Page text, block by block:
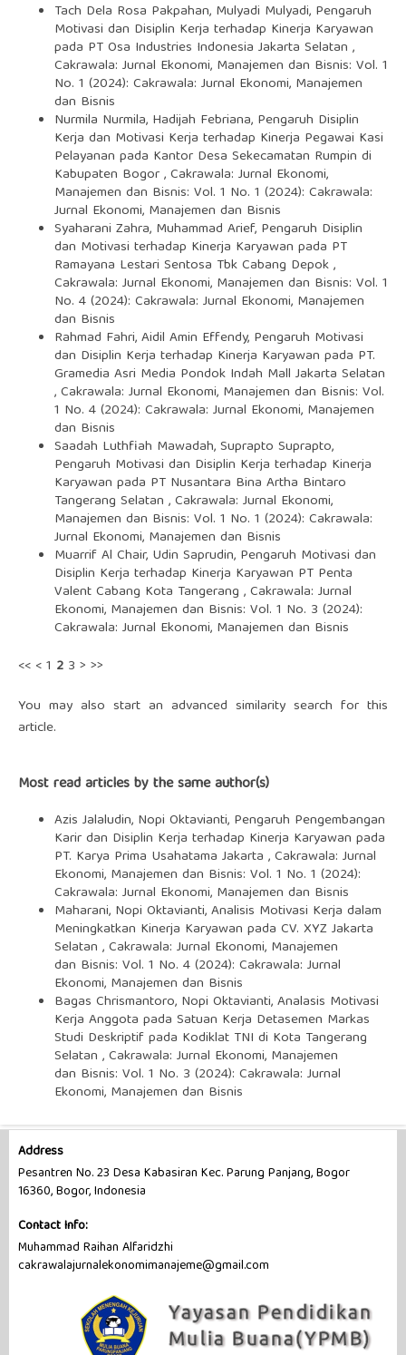
Tach Dela Rosa Pakpahan, Mulyadi Mulyadi, Pengaruh
Motivasi dan Disiplin Kerja terhadap Kinerja Karyawan
pada PT Osa Industries Indonesia Jakarta Selatan ,
Cakrawala: Jurnal Ekonomi, Manajemen dan Bisnis: Vol. 1
No. 1 (2024): Cakrawala: Jurnal Ekonomi, Manajemen
dan Bisnis
Nurmila Nurmila, Hadijah Febriana, Pengaruh Disiplin
Kerja dan Motivasi Kerja terhadap Kinerja Pegawai Kasi
Pelayanan pada Kantor Desa Sekecamatan Rumpin di
Kabupaten Bogor,Cakrawala: Jurnal Ekonomi,
Manajemen dan Bisnis: Vol. 1 No. 1 (2024): Cakrawala:
Jurnal Ekonomi, Manajemen dan Bisnis
Syaharani Zahra, Muhammad Arief, Pengaruh Disiplin
dan Motivasi terhadap Kinerja Karyawan pada PT
Ramayana Lestari Sentosa Tbk Cabang Depok,
Cakrawala: Jurnal Ekonomi, Manajemen dan Bisnis: Vol. 1
No. 4 (2024): Cakrawala: Jurnal Ekonomi, Manajemen
dan Bisnis
Rahmad Fahri, Aidil Amin Effendy, Pengaruh Motivasi
dan Disiplin Kerja terhadap Kinerja Karyawan pada PT.
Gramedia Asri Media Pondok Indah Mall Jakarta Selatan
,Cakrawala: Jurnal Ekonomi, Manajemen dan Bisnis: Vol.
1 No. 4 (2024): Cakrawala: Jurnal Ekonomi, Manajemen
dan Bisnis
Saadah Luthfiah Mawadah, Suprapto Suprapto,
Pengaruh Motivasi dan Disiplin Kerja terhadap Kinerja
Karyawan pada PT Nusantara Bina Artha Bintaro
Tangerang Selatan ,Cakrawala: Jurnal Ekonomi,
Manajemen dan Bisnis: Vol. 1 No. 1 (2024): Cakrawala:
Jurnal Ekonomi, Manajemen dan Bisnis
Muarrif Al Chair, Udin Saprudin, Pengaruh Motivasi dan
Disiplin Kerja terhadap Kinerja Karyawan PT Penta
Valent Cabang Kota Tangerang ,Cakrawala: Jurnal
Ekonomi, Manajemen dan Bisnis: Vol. 1 No. 3 (2024):
Cakrawala: Jurnal Ekonomi, Manajemen dan Bisnis
<< <1 2 3 > >>
You may also start an advanced similarity search for this
article.
Most read articles by the same author(s)
Azis Jalaludin, Nopi Oktavianti, Pengaruh Pengembangan
Karir dan Disiplin Kerja terhadap Kinerja Karyawan pada
PT. Karya Prima Usahatama Jakarta ,Cakrawala: Jurnal
Ekonomi, Manajemen dan Bisnis: Vol. 1 No. 1 (2024):
Cakrawala: Jurnal Ekonomi, Manajemen dan Bisnis
Maharani, Nopi Oktavianti,Analisis Motivasi Kerja dalam
Meningkatkan Kinerja Karyawan pada CV. XYZ Jakarta
Selatan ,Cakrawala: Jurnal Ekonomi, Manajemen
dan Bisnis: Vol. 1 No. 4 (2024): Cakrawala: Jurnal
Ekonomi, Manajemen dan Bisnis
Bagas Chrismantoro, Nopi Oktavianti,Analasis Motivasi
Kerja Anggota pada Satuan Kerja Detasemen Markas
Studi Deskriptif pada Kodiklat TNI di Kota Tangerang
Selatan ,Cakrawala: Jurnal Ekonomi, Manajemen
dan Bisnis: Vol. 1 No. 3 (2024): Cakrawala: Jurnal
Ekonomi, Manajemen dan Bisnis
Address
Pesantren No. 23 Desa Kabasiran Kec. Parung Panjang, Bogor
16360, Bogor, Indonesia
Contact Info:
Muhammad Raihan Alfaridzhi
cakrawalajurnalekonomimanajeme@gmail.com